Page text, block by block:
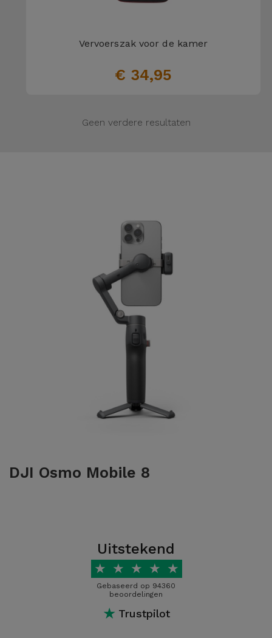
Vervoerszak voor de kamer
€ 34,95
Geen verdere resultaten
DJI Osmo Mobile 8
Uitstekend
★ ★ ★ ★ ★
Gebaseerd op 94360
beoordelingen
★ Trustpilot